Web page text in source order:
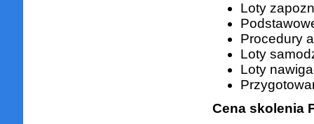
Loty
Procedury
Loty
Loty
Cena skolenia